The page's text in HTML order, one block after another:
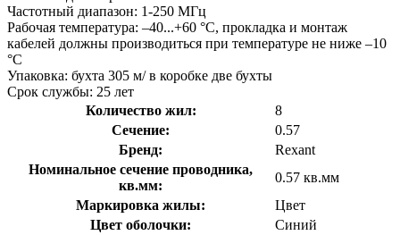
Частотный диапазон: 1-250 МГц
Рабочая температура: –40...+60 °C, прокладка и монтаж
кабелей должны производиться при температуре не ниже –10
°C
Упаковка: бухта 305 м/ в коробке две бухты
Срок службы: 25 лет
Количество жил:
8
Сечение:
0.57
Бренд:
Rexant
Номинальное сечение проводника,
кв.мм:
0.57 кв.мм
Маркировка жилы:
Цвет
Цвет оболочки:
Синий